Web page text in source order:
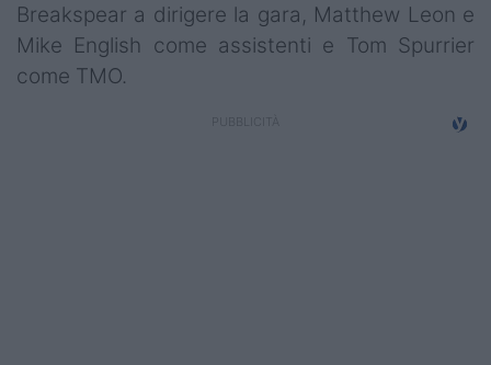
Breakspear a dirigere la gara, Matthew Leon e
Mike English come assistenti e Tom Spurrier
come TMO.